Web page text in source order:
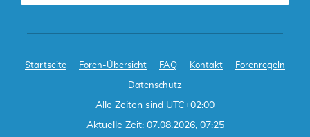
Startseite Foren-Übersicht FAQ Kontakt Forenregeln
Datenschutz
Alle Zeiten sind UTC+02:00
Aktuelle Zeit: 07.08.2026, 07:25